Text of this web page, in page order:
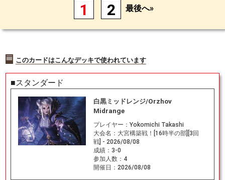
1 2 最後へ»
このカードはこんなデッキで使われています
■スタンダード
白黒ミッドレンジ/Orzhov
Midrange
プレイヤー： Yokomichi Takashi
大会名： 大宮構築戦！[16時半の部][3回
戦] - 2026/08/08
成績： 3-0
参加人数： 4
開催日： 2026/08/08